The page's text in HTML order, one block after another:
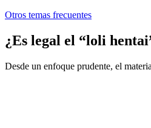
Otros temas frecuentes
¿Es legal el “loli
Desde un enfoque prudente, el